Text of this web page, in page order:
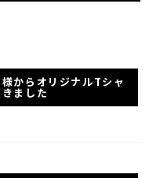
からオリジナルTシャ
ました